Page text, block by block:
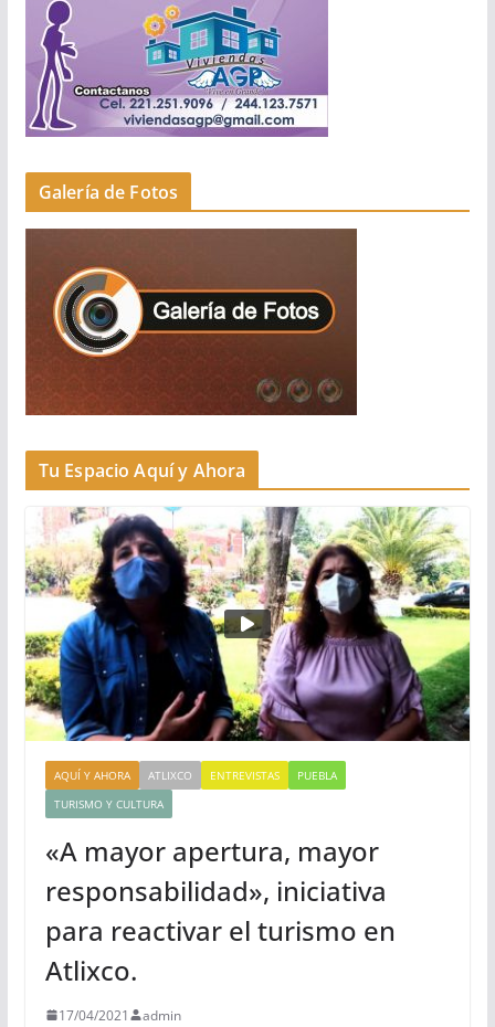
Galería de Fotos
Tu Espacio Aquí y Ahora
AQUÍ Y AHORA ATLIXCO ENTREVISTAS
PUEBLA
TURISMO Y CULTURA
«A mayor apertura, mayor
responsabilidad», iniciativa
para reactivar el turismo en
Atlixco.
17/04/2021 admin